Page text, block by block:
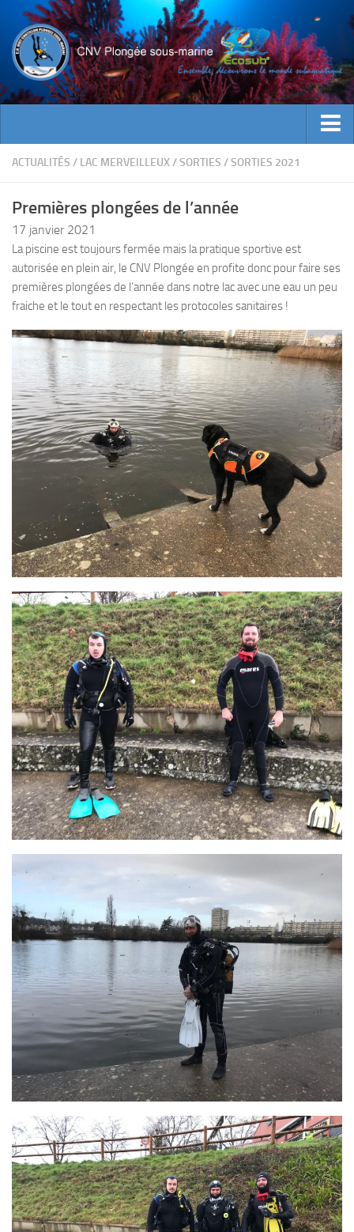
ACTUALITES
INFOS CNV
Bienvenue
Contacts
Documents utiles
Historique
Plouf
ECOLE DE PLONGEE
Formations
Jeune plongeur
Plongeur N1
Plongeur N2
Plongeur N3
Maintien des acquis
Initiateur
Moniteur Fédéral
Organisation
Responsables
Fosse
Sorties techniques
APNEE
SORTIES
Sorties 2026
Sorties 2025
Sorties 2024
Sorties 2023
Sorties 2022
Sorties 2021
Sorties 2020
Sorties 2019
Sorties 2018
Sorties 2016
Sorties 2015
Sorties 2014
BIO SUB
Environnement et Biologie Sub
Formations
ACTUALITÉS / LAC MERVEILLEUX/SORTIES /SORTIES 2021
Premières plongées de l’année
17 janvier 2021
La piscine est toujours fermée mais la pratique sportive est
autorisée en plein air, le CNV Plongée en profite donc pour faire ses
premières plongées de l’année dans notre lac avec une eau un peu
fraiche et le tout en respectant les protocoles sanitaires !